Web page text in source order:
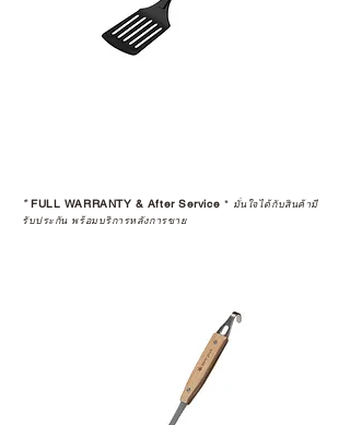
https://www.campstudio.co.th/
*FULL WARRANTY & After Service * มั่นใจได้กับสินค้ามี
รับประกัน พร้อมบริการหลังการขาย